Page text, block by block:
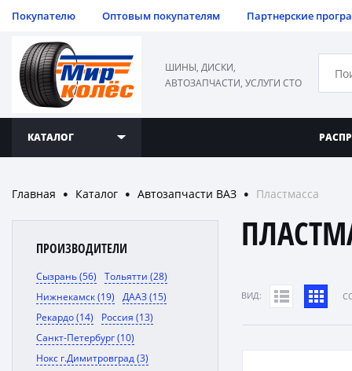
Покупателю Оптовым покупателям Партнерские
ШИНЫ, ДИСКИ,
АВТОЗАПЧАСТИ, УСЛУГИ СТО
КАТАЛОГ
Главная ● Каталог ● Автозапчасти ВАЗ ● Пластмасса
ПРОИЗВОДИТЕЛИ
Сызрань (56)
Тольятти (28)
Нижнекамск (19)
ДААЗ (15)
Рекардо (14)
Россия (13)
Санкт-Петербург (10)
Нокс г.Димитровград (3)
ВИД: